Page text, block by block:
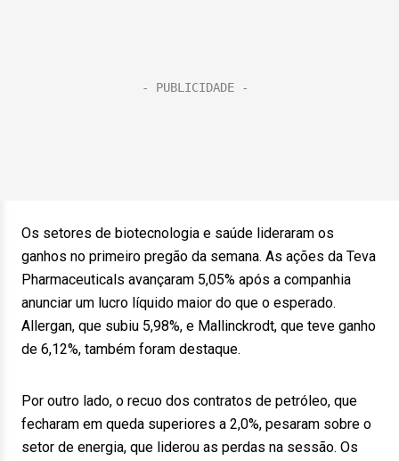
Os setores de biotecnologia e saúde lideraram os
ganhos no primeiro pregão da semana. As ações da Teva
Pharmaceuticals avançaram 5,05% após a companhia
anunciar um lucro líquido maior do que o esperado.
Allergan, que subiu 5,98%, e Mallinckrodt, que teve ganho
de 6,12%, também foram destaque.
Por outro lado, o recuo dos contratos de petróleo, que
fecharam em queda superiores a 2,0%, pesaram sobre o
setor de energia, que liderou as perdas na sessão. Os